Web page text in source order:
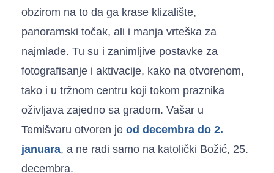
obzirom na to da ga krase klizalište,
panoramski točak, ali i manja vrteška za
najmlađe. Tu su i zanimljive postavke za
fotografisanje i aktivacije, kako na otvorenom,
tako i u tržnom centru koji tokom praznika
oživljava zajedno sa gradom. Vašar u
Temišvaru otvoren je od decembra do 2.
januara, a ne radi samo na katolički Božić, 25.
decembra.